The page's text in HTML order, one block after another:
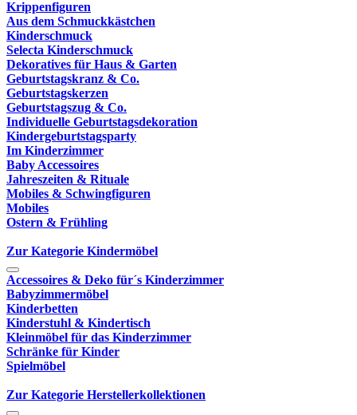
Krippenfiguren
Aus dem Schmuckkästchen
Kinderschmuck
Selecta Kinderschmuck
Dekoratives für Haus & Garten
Geburtstagskranz & Co.
Geburtstagskerzen
Geburtstagszug & Co.
Individuelle Geburtstagsdekoration
Kindergeburtstagsparty
Im Kinderzimmer
Baby Accessoires
Jahreszeiten & Rituale
Mobiles & Schwingfiguren
Mobiles
Ostern & Frühling
Zur Kategorie Kindermöbel
Accessoires & Deko für´s Kinderzimmer
Babyzimmermöbel
Kinderbetten
Kinderstuhl & Kindertisch
Kleinmöbel für das Kinderzimmer
Schränke für Kinder
Spielmöbel
Zur Kategorie Herstellerkollektionen